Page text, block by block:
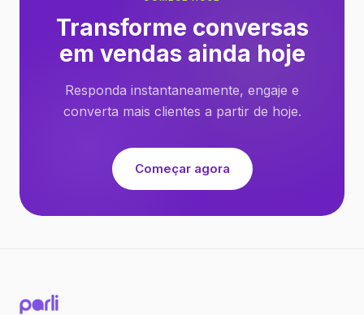
Transforme conversas
em vendas ainda hoje
Responda instantaneamente, engaje e
converta mais clientes a partir de hoje.
Começar agora